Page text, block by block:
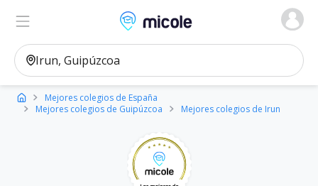
Micole, buscador de colegios
Ver en el mapa
Mejores colegios de España
Mejores colegios de Guipúzcoa
Mejores colegios de Irun